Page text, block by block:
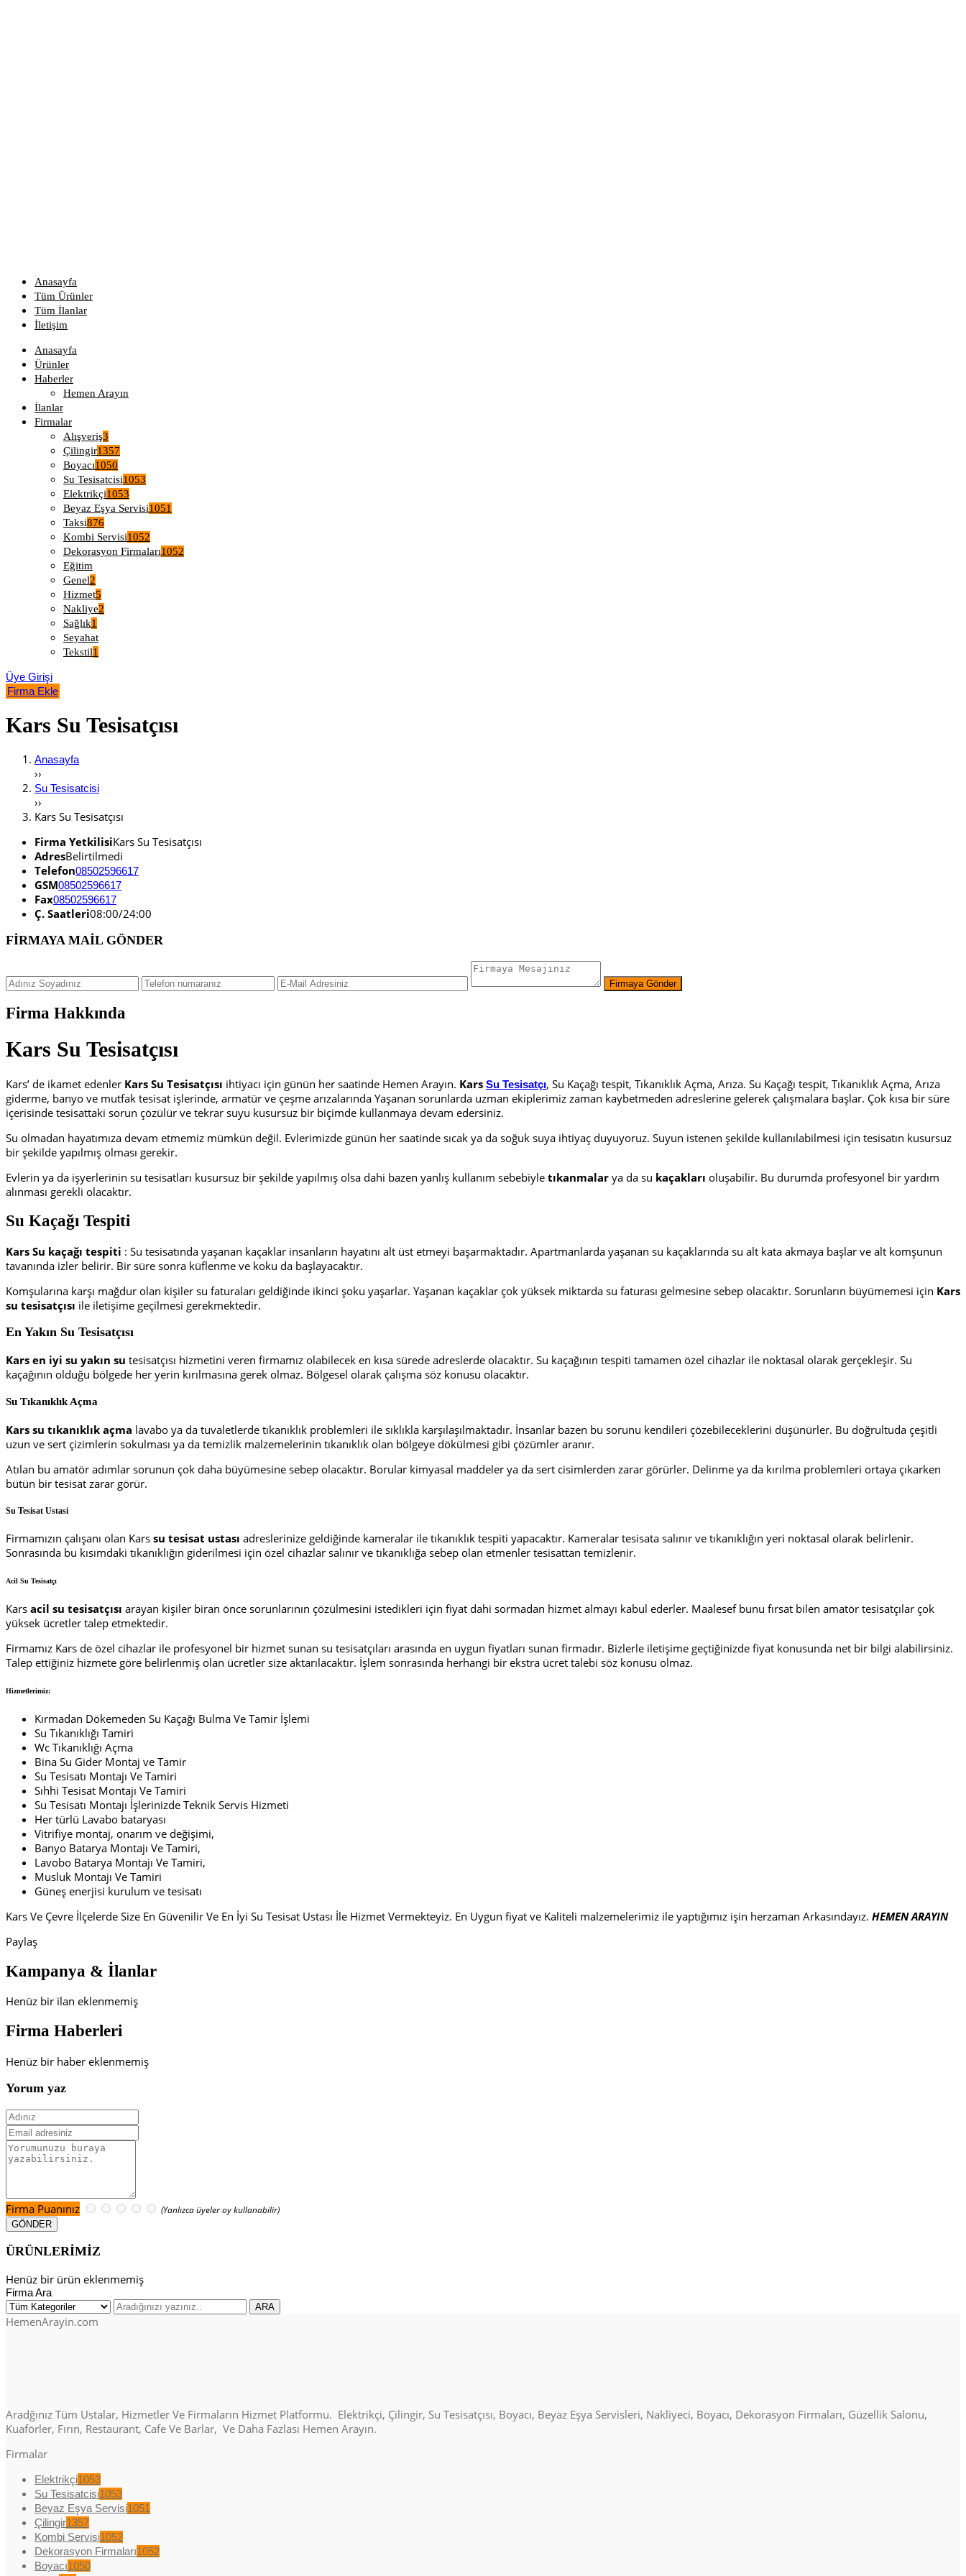
Anasayfa
Tüm Ürünler
Tüm İlanlar
İletişim
Anasayfa
Ürünler
Haberler
Hemen Arayın
İlanlar
Firmalar
Alışveriş3
Çilingir1357
Boyacı1050
Su Tesisatcisi1053
Elektrikçi1053
Beyaz Eşya Servisi1051
Taksi876
Kombi Servisi1052
Dekorasyon Firmaları1052
Eğitim
Genel2
Hizmet5
Nakliye2
Sağlık1
Seyahat
Tekstil1
Üye Girişi
Firma Ekle
Kars Su Tesisatçısı
Anasayfa
››
Su Tesisatcisi
››
Kars Su Tesisatçısı
Firma YetkilisiKars Su Tesisatçısı
AdresBelirtilmedi
Telefon08502596617
GSM08502596617
Fax08502596617
Ç. Saatleri08:00/24:00
FİRMAYA MAİL GÖNDER
Firma Hakkında
Kars Su Tesisatçısı
Kars’ de ikamet edenler Kars Su Tesisatçısı ihtiyacı için günün her saatinde Hemen Arayın. Kars Su Tesisatçı, Su Kaçağı tespit, Tıkanıklık Açma, Arıza. Su Kaçağı tespit, Tıkanıklık Açma, Arıza
giderme, banyo ve mutfak tesisat işlerinde, armatür ve çeşme arızalarında Yaşanan sorunlarda uzman ekiplerimiz zaman kaybetmeden adreslerine gelerek çalışmalara başlar. Çok kısa bir süre
içerisinde tesisattaki sorun çözülür ve tekrar suyu kusursuz bir biçimde kullanmaya devam edersiniz.
Su olmadan hayatımıza devam etmemiz mümkün değil. Evlerimizde günün her saatinde sıcak ya da soğuk suya ihtiyaç duyuyoruz. Suyun istenen şekilde kullanılabilmesi için tesisatın kusursuz
bir şekilde yapılmış olması gerekir.
Evlerin ya da işyerlerinin su tesisatları kusursuz bir şekilde yapılmış olsa dahi bazen yanlış kullanım sebebiyle tıkanmalar ya da su kaçakları oluşabilir. Bu durumda profesyonel bir yardım
alınması gerekli olacaktır.
Su Kaçağı Tespiti
Kars Su kaçağı tespiti : Su tesisatında yaşanan kaçaklar insanların hayatını alt üst etmeyi başarmaktadır. Apartmanlarda yaşanan su kaçaklarında su alt kata akmaya başlar ve alt komşunun
tavanında izler belirir. Bir süre sonra küflenme ve koku da başlayacaktır.
Komşularına karşı mağdur olan kişiler su faturaları geldiğinde ikinci şoku yaşarlar. Yaşanan kaçaklar çok yüksek miktarda su faturası gelmesine sebep olacaktır. Sorunların büyümemesi için Kars
su tesisatçısı ile iletişime geçilmesi gerekmektedir.
En Yakın Su Tesisatçısı
Kars en iyi su yakın su tesisatçısı hizmetini veren firmamız olabilecek en kısa sürede adreslerde olacaktır. Su kaçağının tespiti tamamen özel cihazlar ile noktasal olarak gerçekleşir. Su
kaçağının olduğu bölgede her yerin kırılmasına gerek olmaz. Bölgesel olarak çalışma söz konusu olacaktır.
Su Tıkanıklık Açma
Kars su tıkanıklık açma lavabo ya da tuvaletlerde tıkanıklık problemleri ile sıklıkla karşılaşılmaktadır. İnsanlar bazen bu sorunu kendileri çözebileceklerini düşünürler. Bu doğrultuda çeşitli
uzun ve sert çizimlerin sokulması ya da temizlik malzemelerinin tıkanıklık olan bölgeye dökülmesi gibi çözümler aranır.
Atılan bu amatör adımlar sorunun çok daha büyümesine sebep olacaktır. Borular kimyasal maddeler ya da sert cisimlerden zarar görürler. Delinme ya da kırılma problemleri ortaya çıkarken
bütün bir tesisat zarar görür.
Su Tesisat Ustasi
Firmamızın çalışanı olan Kars su tesisat ustası adreslerinize geldiğinde kameralar ile tıkanıklık tespiti yapacaktır. Kameralar tesisata salınır ve tıkanıklığın yeri noktasal olarak belirlenir.
Sonrasında bu kısımdaki tıkanıklığın giderilmesi için özel cihazlar salınır ve tıkanıklığa sebep olan etmenler tesisattan temizlenir.
Acil Su Tesisatçı
Kars acil su tesisatçısı arayan kişiler biran önce sorunlarının çözülmesini istedikleri için fiyat dahi sormadan hizmet almayı kabul ederler. Maalesef bunu fırsat bilen amatör tesisatçılar çok
yüksek ücretler talep etmektedir.
Firmamız Kars de özel cihazlar ile profesyonel bir hizmet sunan su tesisatçıları arasında en uygun fiyatları sunan firmadır. Bizlerle iletişime geçtiğinizde fiyat konusunda net bir bilgi alabilirsiniz.
Talep ettiğiniz hizmete göre belirlenmiş olan ücretler size aktarılacaktır. İşlem sonrasında herhangi bir ekstra ücret talebi söz konusu olmaz.
Hizmetlerimiz:
Kırmadan Dökemeden Su Kaçağı Bulma Ve Tamir İşlemi
Su Tıkanıklığı Tamiri
Wc Tıkanıklığı Açma
Bina Su Gider Montaj ve Tamir
Su Tesisatı Montajı Ve Tamiri
Sıhhi Tesisat Montajı Ve Tamiri
Su Tesisatı Montajı İşlerinizde Teknik Servis Hizmeti
Her türlü Lavabo bataryası
Vitrifiye montaj, onarım ve değişimi,
Banyo Batarya Montajı Ve Tamiri,
Lavobo Batarya Montajı Ve Tamiri,
Musluk Montajı Ve Tamiri
Güneş enerjisi kurulum ve tesisatı
Kars Ve Çevre İlçelerde Size En Güvenilir Ve En İyi Su Tesisat Ustası İle Hizmet Vermekteyiz. En Uygun fiyat ve Kaliteli malzemelerimiz ile yaptığımız işin herzaman Arkasındayız. HEMEN ARAYIN
Paylaş
Kampanya & İlanlar
Henüz bir ilan eklenmemiş
Firma Haberleri
Henüz bir haber eklenmemiş
Yorum yaz
Firma Puanınız (Yanlızca üyeler oy kullanabilir)
ÜRÜNLERİMİZ
Henüz bir ürün eklenmemiş
Firma Ara
HemenArayin.com
Aradğınız Tüm Ustalar, Hizmetler Ve Firmaların Hizmet Platformu. Elektrikçi, Çilingir, Su Tesisatçısı, Boyacı, Beyaz Eşya Servisleri, Nakliyeci, Boyacı, Dekorasyon Firmaları, Güzellik Salonu,
Kuaförler, Fırın, Restaurant, Cafe Ve Barlar, Ve Daha Fazlası Hemen Arayın.
Firmalar
Elektrikçi1053
Su Tesisatcisi1053
Beyaz Eşya Servisi1051
Çilingir1357
Kombi Servisi1052
Dekorasyon Firmaları1052
Boyacı1050